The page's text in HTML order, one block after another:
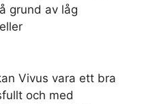
grund av låg
Vivus vara ett bra
och med